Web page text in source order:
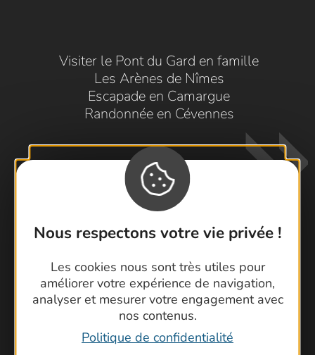
Nous respectons votre vie privée !
Les cookies nous sont très utiles pour
améliorer votre expérience de navigation,
analyser et mesurer votre engagement avec
nos contenus.
Politique de confidentialité
Visiter le Pont du Gard en famille
Les Arènes de Nîmes
Escapade en Camargue
Randonnée en Cévennes
Contactez-nous !
Foire aux questions
Brochures
Cartoguides et Topoguides
Latitude Gard